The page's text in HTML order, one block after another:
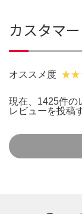
カスタマ
オススメ度
現在、1425件の
レビューを投稿